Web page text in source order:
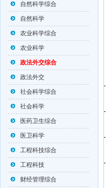
自然科学综合
自然科学
农业科学综合
农业科学
政法外交综合
政法外交
社会科学综合
社会科学
医药卫生综合
医卫科学
工程科技综合
工程科技
财经管理综合